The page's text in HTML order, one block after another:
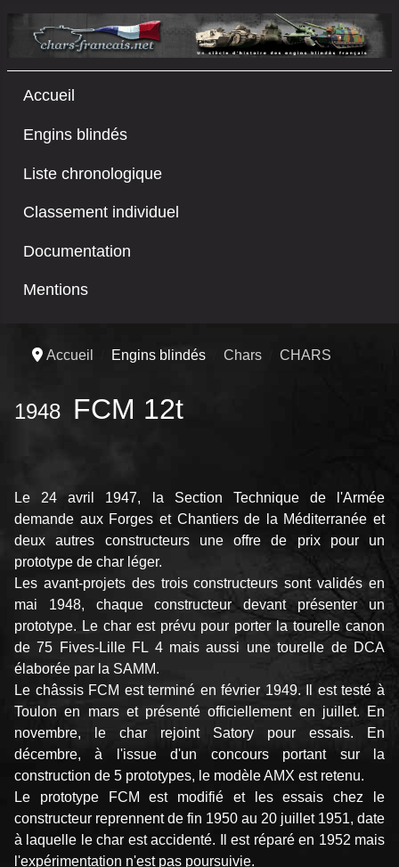
Accueil
Engins blindés
Liste chronologique
Classement individuel
Documentation
Mentions
Accueil Engins blindés Chars CHARS
1948 FCM 12t
Le 24 avril 1947, la Section Technique de l'Armée
demande aux Forges et Chantiers de la Méditerranée et
deux autres constructeurs une offre de prix pour un
prototype de char léger.
Les avant-projets des trois constructeurs sont validés en
mai 1948, chaque constructeur devant présenter un
prototype. Le char est prévu pour porter la tourelle canon
de 75 Fives-Lille FL 4 mais aussi une tourelle de DCA
élaborée par la SAMM.
Le châssis FCM est terminé en février 1949. Il est testé à
Toulon en mars et présenté officiellement en juillet. En
novembre, le char rejoint Satory pour essais. En
décembre, à l'issue d'un concours portant sur la
construction de 5 prototypes, le modèle AMX est retenu.
Le prototype FCM est modifié et les essais chez le
constructeur reprennent de fin 1950 au 20 juillet 1951, date
à laquelle le char est accidenté. Il est réparé en 1952 mais
l'expérimentation n'est pas poursuivie.